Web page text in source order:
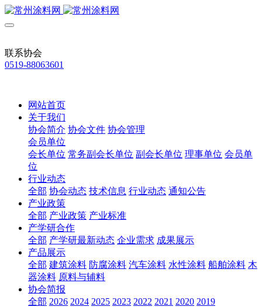
联系协会
0519-88063601
网站首页
关于我们
协会简介 协会文件 协会管理
会员单位
会长单位 常务副会长单位 副会长单位 理事单位 会员单
位
行业动态
全部 协会动态 技术信息 行业动态 通知公告
产业政策
全部 产业政策 产业标准
产学研合作
全部 产学研最新动态 企业需求 成果展示
产品展示
全部 建筑涂料 防腐涂料 汽车涂料 水性涂料 船舶涂料 木
器涂料 原料与辅料
协会简报
全部 2026 2024 2025 2023 2022 2021 2020 2019